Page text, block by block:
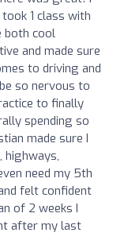
1 class with
both cool
and made sure
to driving and
so nervous to
to finally
spending so
made sure I
highways,
need my 5th
felt confident
of 2 weeks I
after my last